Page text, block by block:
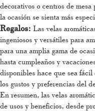
decorativos o centros de
la ocasión se sienta más
Regalos: Las velas
ingeniosos y versátiles para
para una amplia gama de
hasta cumpleaños y
disponibles hace que sea
los gustos y preferencias del
En resumen, las velas
de usos y beneficios, desde